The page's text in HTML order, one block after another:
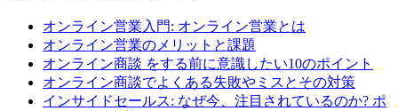
オンライン営業入門: オンライン営業とは
オンライン営業のメリットと課題
オンライン商談 をする前に意識したい10のポイント
オンライン商談でよくある失敗やミスとその対策
インサイドセールス: なぜ今、注目されているのか? ポ